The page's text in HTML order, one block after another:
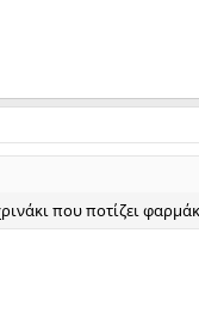
που ποτίζει